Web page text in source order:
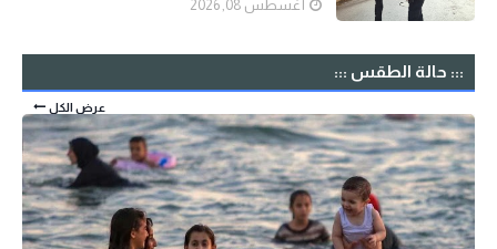
أغسطس 08, 2026
::: حالة الطقس :::
عرض الكل